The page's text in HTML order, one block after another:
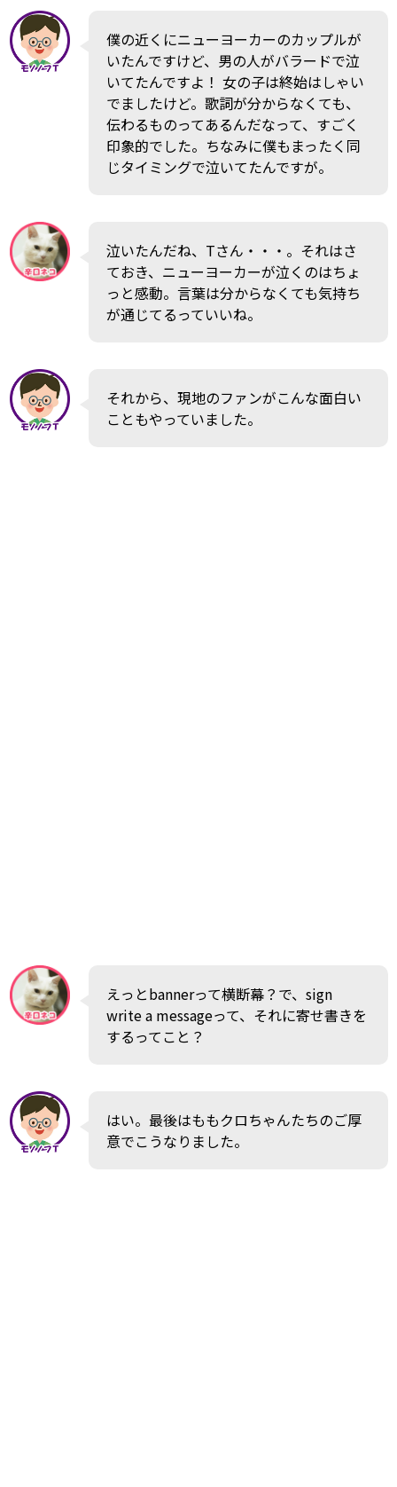
僕の近くにニューヨーカーのカップルが
いたんですけど、男の人がバラードで泣
いてたんですよ！ 女の子は終始はしゃい
でましたけど。歌詞が分からなくても、
伝わるものってあるんだなって、すごく
印象的でした。ちなみに僕もまったく同
じタイミングで泣いてたんですが。
泣いたんだね、Tさん・・・。それはさ
ておき、ニューヨーカーが泣くのはちょ
っと感動。言葉は分からなくても気持ち
が通じてるっていいね。
それから、現地のファンがこんな面白い
こともやっていました。
えっとbannerって横断幕？で、sign
write a messageって、それに寄せ書きを
するってこと？
はい。最後はももクロちゃんたちのご厚
意でこうなりました。